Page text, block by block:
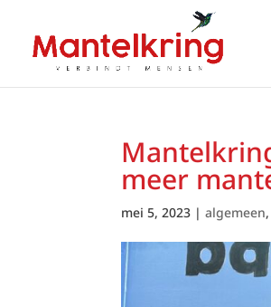
meer
mei 5, 2023 |algemeen,